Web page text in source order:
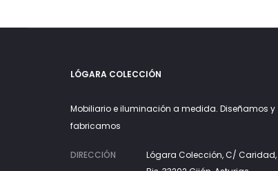
LÓGARA COLECCIÓN
Mobiliario e iluminación a medida. Diseñamos y
fabricamos
DIRECCIÓN
Lógara Colección, C/ Caridad,